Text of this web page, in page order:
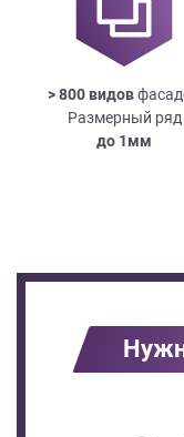
> 800 видов
Размерный ряд
до 1мм